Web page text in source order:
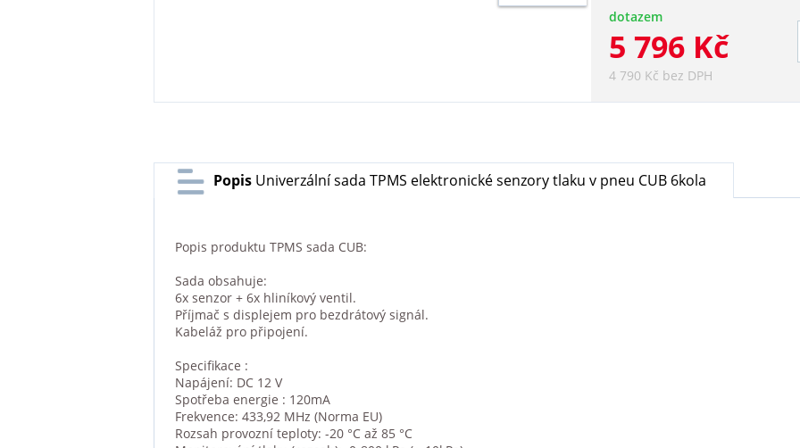
dotazem
5 796 Kč
4 790 Kč bez DPH
Popis Univerzální sada TPMS elektronické senzory tlaku v pneu CUB 6kola
Popis produktu TPMS sada CUB:
Sada obsahuje:
6x senzor + 6x hliníkový ventil.
Příjmač s displejem pro bezdrátový signál.
Kabeláž pro připojení.
Specifikace :
Napájení: DC 12 V
Spotřeba energie : 120mA
Frekvence: 433,92 MHz (Norma EU)
Rozsah provozní teploty: -20 °C až 85 °C